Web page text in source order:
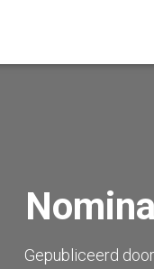
Gepubliceerd door